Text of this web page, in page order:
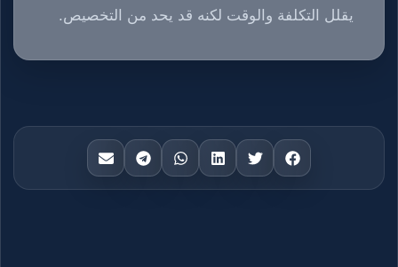
يقلل التكلفة والوقت لكنه قد يحد من التخصيص.